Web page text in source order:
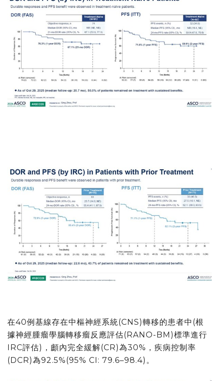
在40例基線存在中樞神經系統(CNS)轉移的患者中(根
據神經腫瘤學腦轉移瘤反應評估(RANO-BM)標準進行
IRC評估)，顱內完全緩解(CR)為30%，疾病控制率
(DCR)為92.5%(95% CI: 79.6–98.4)。